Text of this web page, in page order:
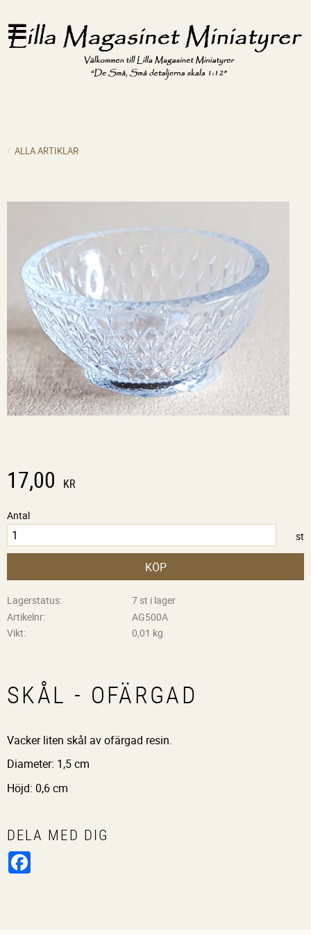
ALLA ARTIKLAR
17,00 KR
Antal
st
KÖP
Lagerstatus
7 st i lager
Artikelnr
AG500A
Vikt
0,01 kg
SKÅL - OFÄRGAD
Vacker liten skål av ofärgad resin.
Diameter: 1,5 cm
Höjd: 0,6 cm
DELA MED DIG